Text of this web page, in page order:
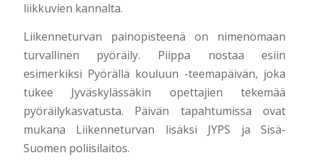
liikkuvien kannalta.
Liikenneturvan painopisteenä on nimenomaan
turvallinen pyöräily. Piippa nostaa esiin
esimerkiksi Pyörällä kouluun -teemapäivän, joka
tukee Jyväskylässäkin opettajien tekemää
pyöräilykasvatusta. Päivän tapahtumissa ovat
mukana Liikenneturvan lisäksi JYPS ja Sisä-
Suomen poliisilaitos.